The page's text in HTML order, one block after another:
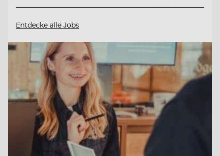
Entdecke alle Jobs